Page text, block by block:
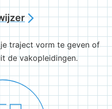
arrow_forward_ios
traject vorm te geven of
de vakopleidingen.